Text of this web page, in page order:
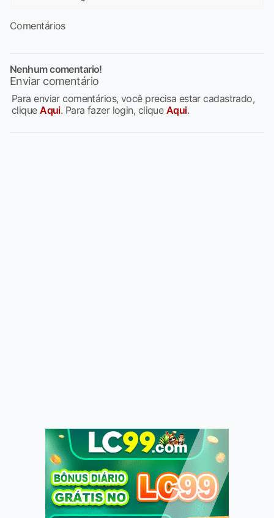
Comentários
Nenhum comentario!
Enviar comentário
Para enviar comentários, você precisa estar cadastrado,
cliqueAqui. Para fazer login, clique Aqui.